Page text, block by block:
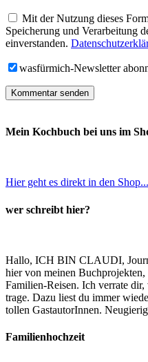
Mit der Nutzung dieses
Speicherung und Verarbeitung
einverstanden.
wasfürmich-Newsletter
Mein Kochbuch bei uns im
Hier geht es direkt in den Shop...
wer schreibt hier?
Hallo, ICH BIN CLAUDI,
hier von meinen
Familien-Reisen. Ich verrate dir,
trage. Dazu liest du immer
tollen GastautorInnen.
Familienhochzeit